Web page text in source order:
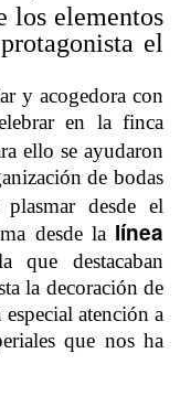
los elementos
el
y acogedora con
en la finca
ello se ayudaron
de bodas
desde el
desde la línea
que destacaban
la decoración de
atención a
que nos ha